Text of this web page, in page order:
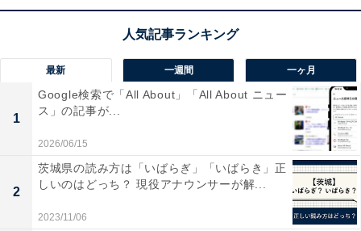
・GS（Go Straight）
1つ目は「GS（Go Straight）」です。直訳すると「真っ
すぐ向かう」という意味です。「NR（No Return）」の
対義語としては、最もポピュラーな表現でしょう。使い
方は以下の通りです。
【例文】
（前日の退社時に、会社のホワイトボードに記入）
最新 一週間 一ヶ月
1
Google検索で「All About」「All About ニュー
ス」の記事が...
2026/06/15
2
茨城県の読み方は「いばらぎ」「いばらき」正
しいのはどっち？ 現役アナウンサーが解...
2023/11/06